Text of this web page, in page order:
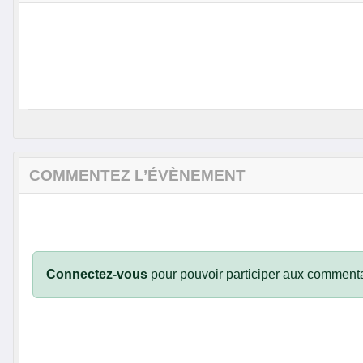
COMMENTEZ L’ÉVÈNEMENT
Connectez-vous pour pouvoir participer aux